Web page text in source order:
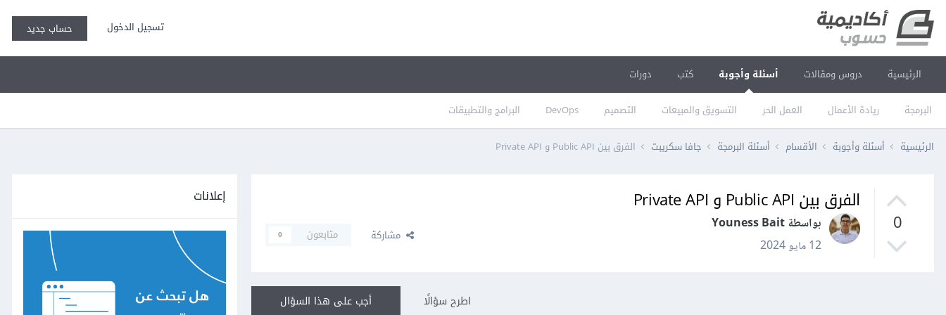
تسجيل الدخول حساب جديد
الرئيسية دروس ومقالات أسئلة وأجوبة
البرمجة ريادة الأعمال العمل الحر التسويق والمبيعات التصميم DevOps البرامج والتطبيقات
كتب دورات
الرئيسية أسئلة وأجوبة الأقسام أسئلة البرمجة جافا سكريبت الفرق بين Public API و Private API
0
الفرق بين Public API و Private API
بواسطة Youness Bait
12 مايو 2024
مشاركة متابعون 0
أجب على هذا السؤال اطرح سؤالًا
إعلانات